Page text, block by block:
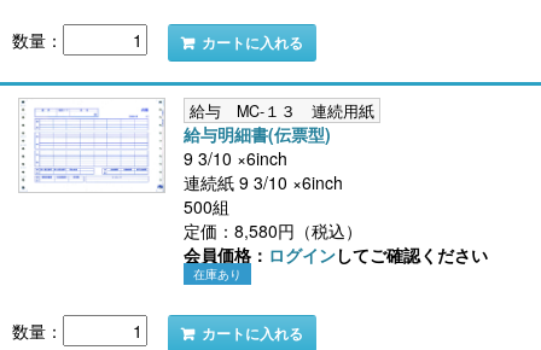
数量： カートに入れる
給与 MC-１３ 連続用紙
給与明細書(伝票型)
9 3/10 ×6inch
連続紙 9 3/10 ×6inch
500組
定価：8,580円（税込）
会員価格： ログインしてご確認ください
在庫あり
数量： カートに入れる